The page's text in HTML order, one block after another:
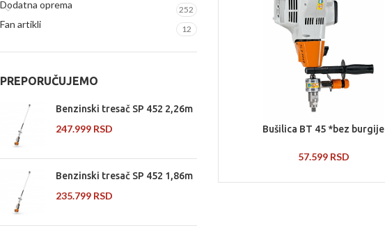
Dodatna oprema 252
Fan artikli 12
PREPORUČUJEMO
Benzinski tresač SP 452 2,26m
247.999 RSD
Benzinski tresač SP 452 1,86m
235.799 RSD
Bušilica BT 45 *bez burgije
57.599 RSD